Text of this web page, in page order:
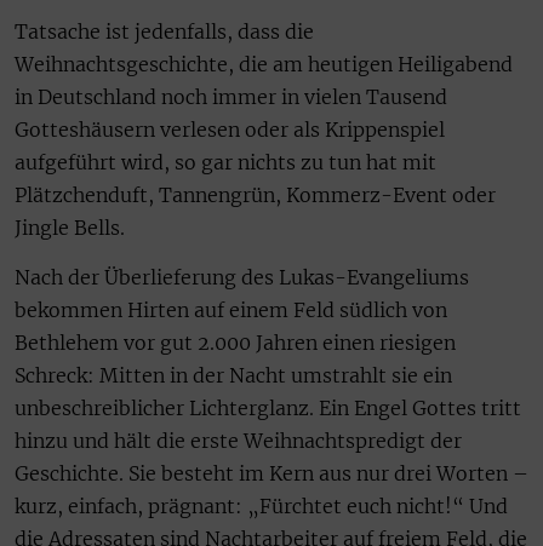
Tatsache ist jedenfalls, dass die
Weihnachtsgeschichte, die am heutigen Heiligabend
in Deutschland noch immer in vielen Tausend
Gotteshäusern verlesen oder als Krippenspiel
aufgeführt wird, so gar nichts zu tun hat mit
Plätzchenduft, Tannengrün, Kommerz-Event oder
Jingle Bells.
Nach der Überlieferung des Lukas-Evangeliums
bekommen Hirten auf einem Feld südlich von
Bethlehem vor gut 2.000 Jahren einen riesigen
Schreck: Mitten in der Nacht umstrahlt sie ein
unbeschreiblicher Lichterglanz. Ein Engel Gottes tritt
hinzu und hält die erste Weihnachtspredigt der
Geschichte. Sie besteht im Kern aus nur drei Worten –
kurz, einfach, prägnant: „Fürchtet euch nicht!“ Und
die Adressaten sind Nachtarbeiter auf freiem Feld, die